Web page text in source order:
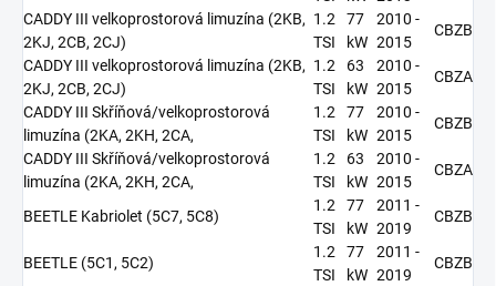
CADDY III velkoprostorová limuzína (2KB,
2KJ, 2CB, 2CJ)
1.2
TSI
77
kW
2010 -
2015
CBZB
CADDY III velkoprostorová limuzína (2KB,
2KJ, 2CB, 2CJ)
1.2
TSI
63
kW
2010 -
2015
CBZA
CADDY III Skříňová/velkoprostorová
limuzína (2KA, 2KH, 2CA,
1.2
TSI
77
kW
2010 -
2015
CBZB
CADDY III Skříňová/velkoprostorová
limuzína (2KA, 2KH, 2CA,
1.2
TSI
63
kW
2010 -
2015
CBZA
BEETLE Kabriolet (5C7, 5C8)
1.2
TSI
77
kW
2011 -
2019
CBZB
BEETLE (5C1, 5C2)
1.2
TSI
77
kW
2011 -
2019
CBZB